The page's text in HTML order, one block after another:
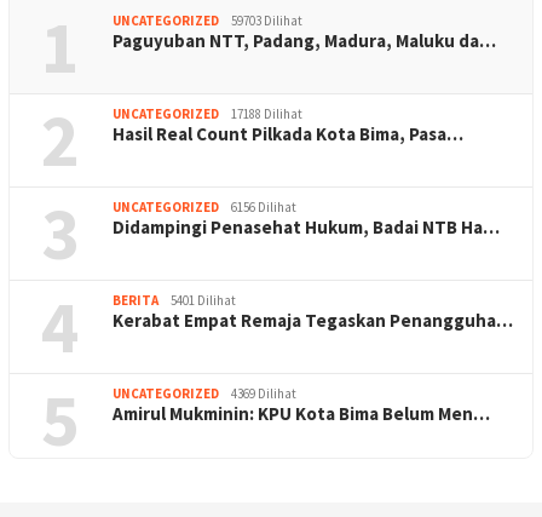
1 UNCATEGORIZED 59703 Dilihat
Paguyuban NTT, Padang, Madura, Maluku da…
2 UNCATEGORIZED 17188 Dilihat
Hasil Real Count Pilkada Kota Bima, Pasa…
3 UNCATEGORIZED 6156 Dilihat
Didampingi Penasehat Hukum, Badai NTB Ha…
4 BERITA 5401 Dilihat
Kerabat Empat Remaja Tegaskan Penangguha…
5 UNCATEGORIZED 4369 Dilihat
Amirul Mukminin: KPU Kota Bima Belum Men…